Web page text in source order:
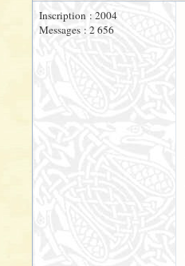
Inscription : 2004
Messages : 2 656